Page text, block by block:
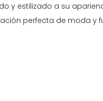
y estilizado a su
perfecta de moda y